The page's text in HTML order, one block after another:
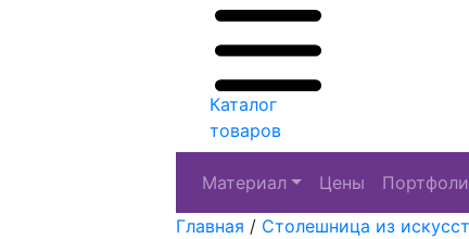
Каталог
товаров
Материал Цены
Главная / Столешница из